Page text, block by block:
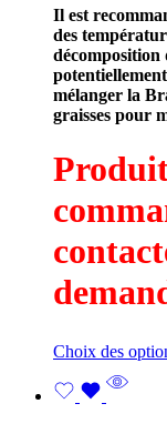
Il est
des
décomposition
mélanger la
graisses pour
Choix des